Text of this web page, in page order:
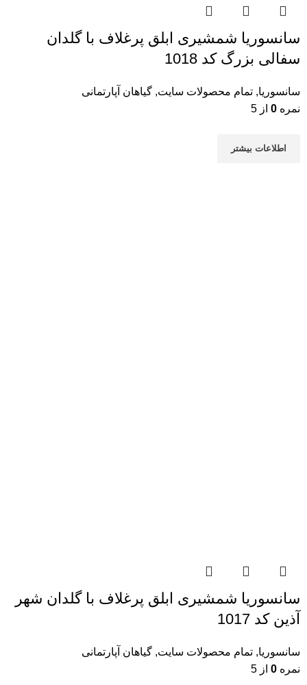
سانسوریا شمشیری ابلق پرغلاف با گلدان
سفالی بزرگ کد 1018
سانسوریا, تمام محصولات سایت, گیاهان آپارتمانی
نمره 0 از 5
اطلاعات بیشتر
سانسوریا شمشیری ابلق پرغلاف با گلدان شهر
آذین کد 1017
سانسوریا, تمام محصولات سایت, گیاهان آپارتمانی
نمره 0 از 5